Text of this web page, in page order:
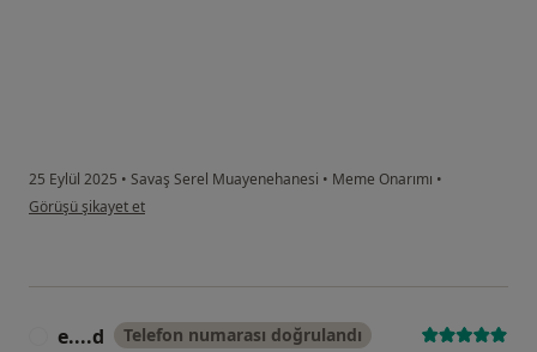
25 Eylül 2025 • Savaş Serel Muayenehanesi • Meme Onarımı •
kullanıcının görüşüne göre s....ç
Görüşü şikayet et
e....d Telefon numarası doğrulandı